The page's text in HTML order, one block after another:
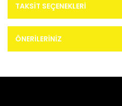
TAKSIT SEÇENEKLERI
ÖNERILERINIZ